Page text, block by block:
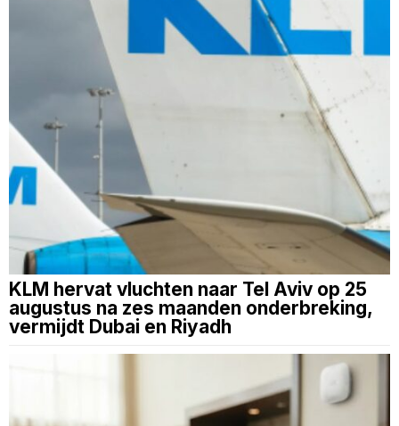
KLM hervat vluchten naar Tel Aviv op 25
augustus na zes maanden onderbreking,
vermijdt Dubai en Riyadh